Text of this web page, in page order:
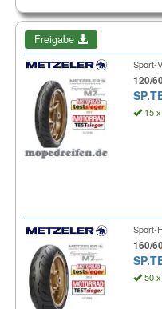
Freigabe
Sport-
120/
15 x
Sport-
160/
50 x